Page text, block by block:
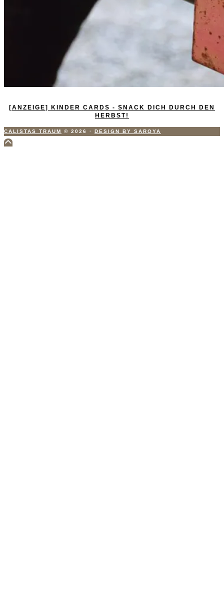
[ANZEIGE] KINDER CARDS - SNACK DICH DURCH DEN
HERBST!
CALISTAS TRAUM © 2026 · DESIGN BY SAROYA
Scroll